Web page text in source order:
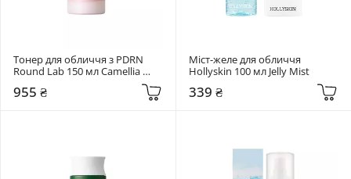
Тонер для обличчя з PDRN
Round Lab 150 мл Camellia
Toner
955 ₴
Міст-желе для обличчя
Hollyskin 100 мл Jelly Mist
339 ₴